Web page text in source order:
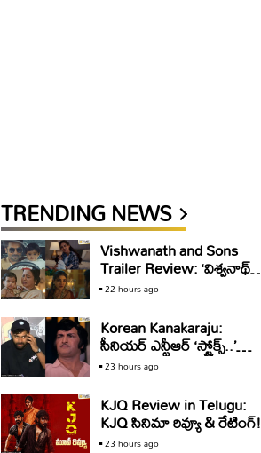
TRENDING NEWS
Vishwanath and Sons
Trailer Review: ‘విశ్వనాథ్
అండ్ సన్స్’ ట్రైలర్ రివ్యూ..
స్యూర్ షాట్ బ్లాక్ బస్టర్
22 hours ago
Korean Kanakaraju:
సీనియర్ ఎన్టీఆర్ ‘స్ట్రోక్స్..’
డైలాగ్ పై విమర్శలు.. ‘కొరియన్
కనకరాజు’ టీమ్ క్లారిటీ ఇది
23 hours ago
KJQ Review in Telugu:
KJQ సినిమా రివ్యూ & రేటింగ్!
23 hours ago